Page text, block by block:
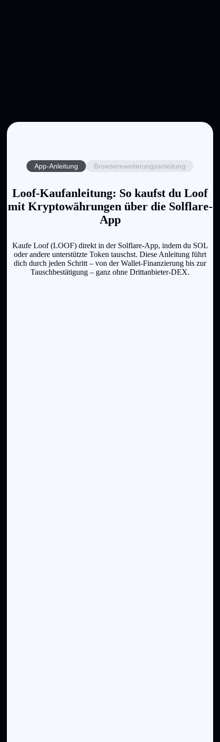
App-Anleitung Browsereweiterungsanleitung
Loof-Kaufanleitung: So kaufst du Loof
mit Kryptowährungen über die Solflare-
App
Kaufe Loof (LOOF) direkt in der Solflare-App, indem du SOL
oder andere unterstützte Token tauschst. Diese Anleitung führt
dich durch jeden Schritt – von der Wallet-Finanzierung bis zur
Tauschbestätigung – ganz ohne Drittanbieter-DEX.